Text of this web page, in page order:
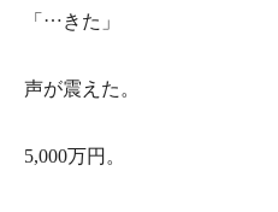
「…きた」
声が震えた。
5,000万円。